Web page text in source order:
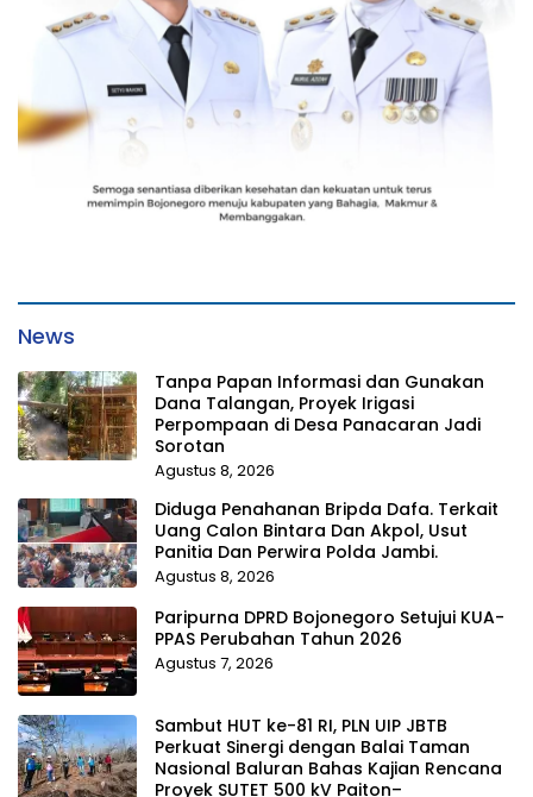
News
Tanpa Papan Informasi dan Gunakan
Dana Talangan, Proyek Irigasi
Perpompaan di Desa Panacaran Jadi
Sorotan
Agustus 8, 2026
Diduga Penahanan Bripda Dafa. Terkait
Uang Calon Bintara Dan Akpol, Usut
Panitia Dan Perwira Polda Jambi.
Agustus 8, 2026
Paripurna DPRD Bojonegoro Setujui KUA-
PPAS Perubahan Tahun 2026
Agustus 7, 2026
Sambut HUT ke-81 RI, PLN UIP JBTB
Perkuat Sinergi dengan Balai Taman
Nasional Baluran Bahas Kajian Rencana
Proyek SUTET 500 kV Paiton–